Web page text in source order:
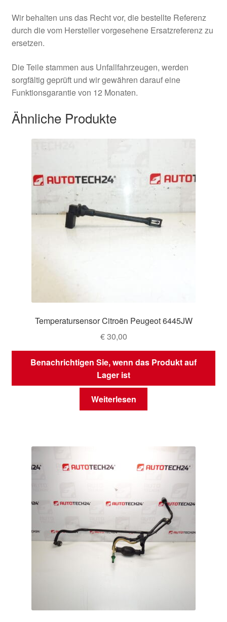
Wir behalten uns das Recht vor, die bestellte Referenz
durch die vom Hersteller vorgesehene Ersatzreferenz zu
ersetzen.
Die Teile stammen aus Unfallfahrzeugen, werden
sorgfältig geprüft und wir gewähren darauf eine
Funktionsgarantie von 12 Monaten.
Ähnliche Produkte
Temperatursensor Citroën Peugeot 6445JW
€30,00
Benachrichtigen Sie, wenn das Produkt auf
Lager ist
Weiterlesen